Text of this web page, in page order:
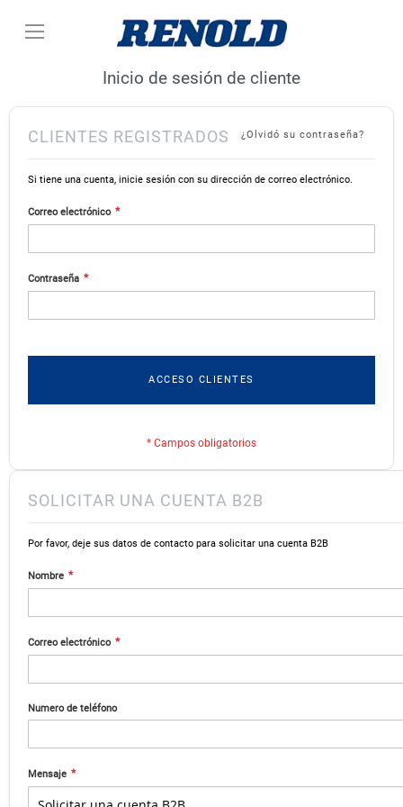
contenido
Inicio de sesión de cliente
CLIENTES REGISTRADOS
Si tiene una cuenta, inicie sesión con su dirección de correo electrónico.
Correo electrónico
Contraseña
ACCESO CLIENTES
¿Olvidó su contraseña?
SOLICITAR UNA CUENTA B2B
Por favor, deje sus datos de contacto para solicitar una cuenta B2B
Nombre
Correo electrónico
Numero de teléfono
Mensaje